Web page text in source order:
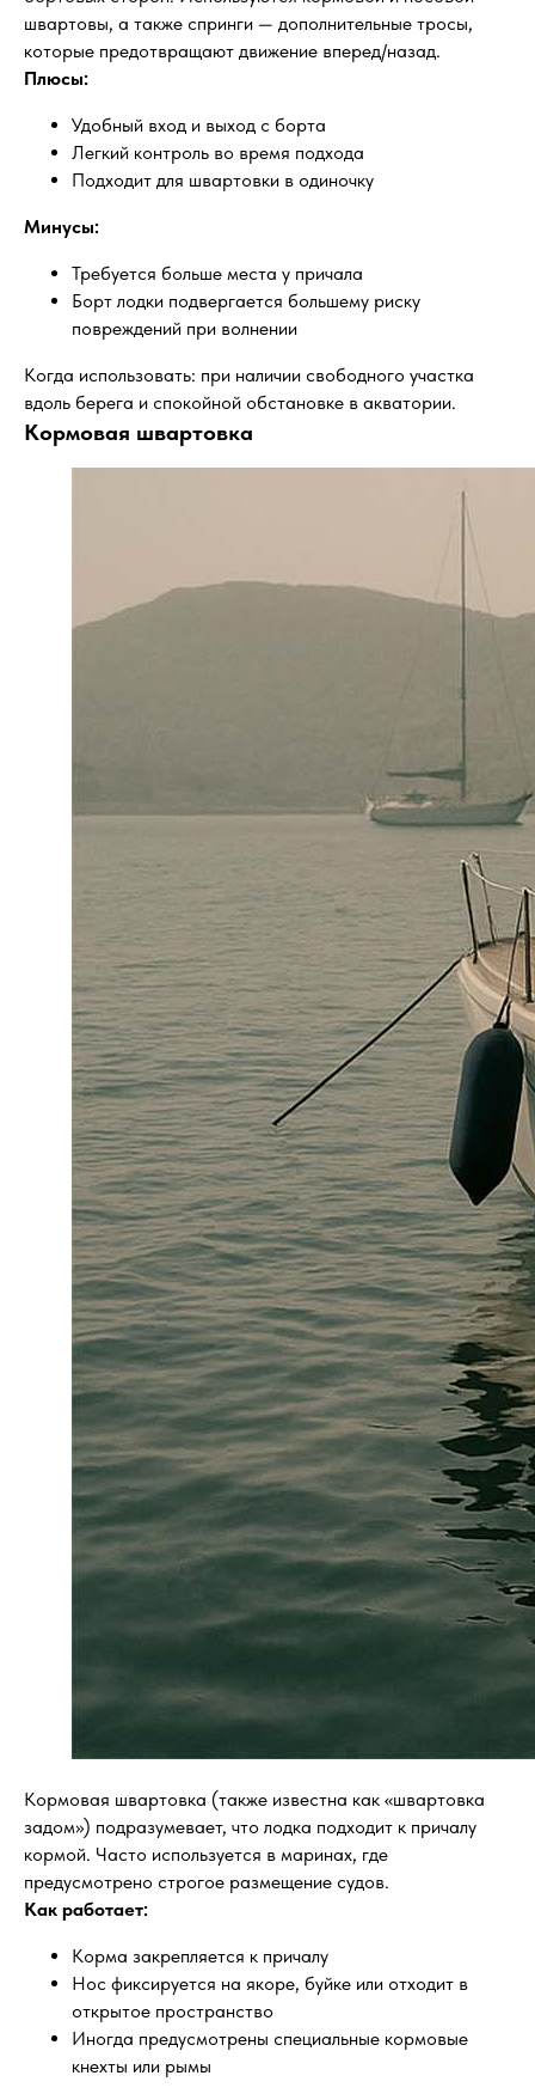
швартовы, а также спринги — дополнительные тросы,
которые предотвращают движение вперед/назад.
Плюсы:
Удобный вход и выход с борта
Легкий контроль во время подхода
Подходит для швартовки в одиночку
Минусы:
Требуется больше места у причала
Борт лодки подвергается большему риску
повреждений при волнении
Когда использовать: при наличии свободного участка
вдоль берега и спокойной обстановке в акватории.
Кормовая швартовка
Кормовая швартовка (также известна как «швартовка
задом») подразумевает, что лодка подходит к причалу
кормой. Часто используется в маринах, где
предусмотрено строгое размещение судов.
Как работает:
Корма закрепляется к причалу
Нос фиксируется на якоре, буйке или отходит в
открытое пространство
Иногда предусмотрены специальные кормовые
кнехты или рымы